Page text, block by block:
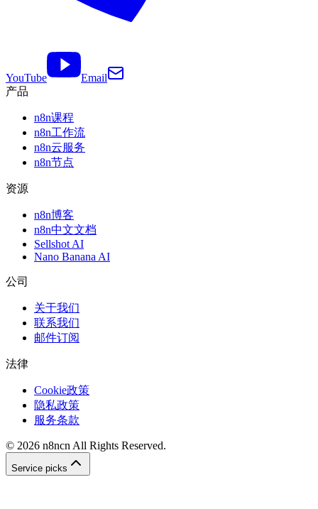
YouTube
Email
产品
n8n课程
n8n工作流
n8n云服务
n8n节点
资源
n8n博客
n8n中文文档
Sellshot AI
Nano Banana AI
公司
关于我们
联系我们
邮件订阅
法律
Cookie政策
隐私政策
服务条款
© 2026 n8ncn All Rights Reserved.
Service picks